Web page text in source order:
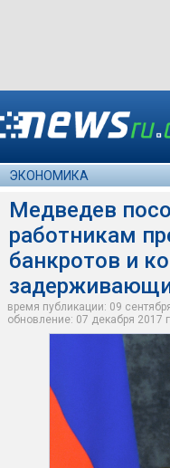
ЭКОНОМИКА
Медведев
работникам
банкротов и
время публикации: 09
обновление: 07 декабря 2017